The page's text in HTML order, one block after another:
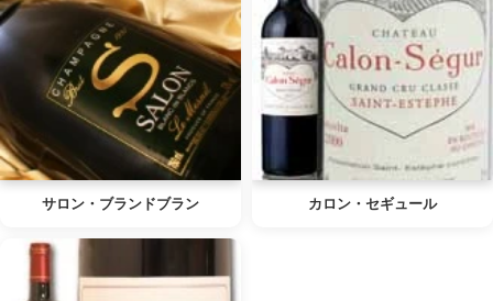
サロン・ブランドブラン カロン・セギュール